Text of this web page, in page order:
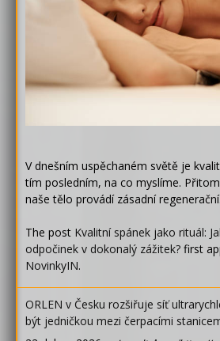
V dnešním uspěchaném světě je
tím posledním, na co myslíme.
naše tělo provádí zásadní
The post Kvalitní spánek jako rituál:
odpočinek v dokonalý zážitek? first
NovinkyIN.
ORLEN v Česku rozšiřuje síť
být jedničkou mezi čerpacími